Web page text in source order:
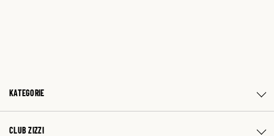
KATEGORIE
CLUB ZIZZI